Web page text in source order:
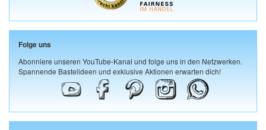
Folge uns
Abonniere unseren YouTube-Kanal und folge uns in den Netzwerken.
Spannende Bastelideen und exklusive Aktionen erwarten dich!